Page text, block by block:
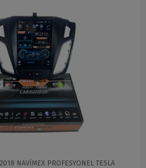
NAVİMEX PROFESYONEL TESLA